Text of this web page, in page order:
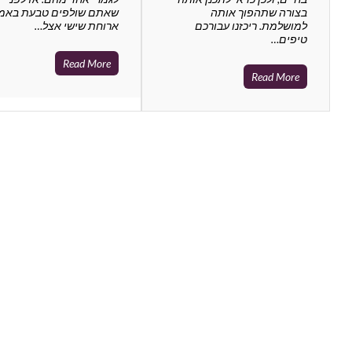
בצורה שתהפוך אותה
למושלמת. ריכזנו עבורכם
טיפים…
Read More
שאתם שולפים טבעת
ארוחת שישי אצל…
Read More